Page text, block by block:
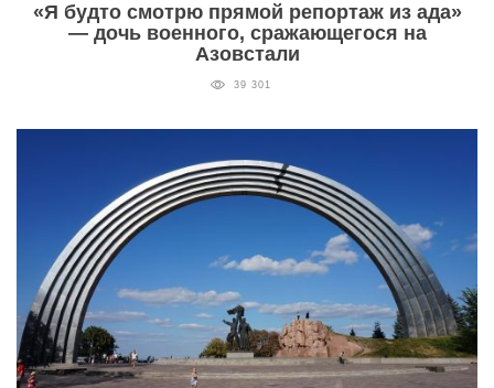
«Я будто смотрю прямой репортаж из ада»
— дочь военного, сражающегося на
Азовстали
39 301